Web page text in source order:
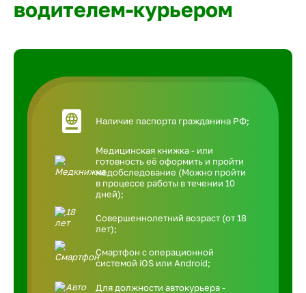
водителем-курьером
Наличие паспорта гражданина РФ;
Медицинская книжка - или
готовность её оформить и пройти
медобследование (Можно пройти
в процессе работы в течении 10
дней);
Совершеннолетний возраст (от 18
лет);
Смартфон с операционной
системой iOS или Android;
Для должности автокурьера -